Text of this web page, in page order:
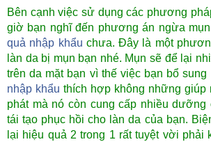
Bên cạnh việc sử dụng các phương
giờ bạn nghĩ đến phương án ngừa
quả nhập khẩu chưa. Đây là một
làn da bị mụn bạn nhé. Mụn sẽ để lại
trên da mặt bạn vì thế việc bạn bổ sung
nhập khẩu thích hợp không những giúp
phát mà nó còn cung cấp nhiều dưỡng
tái tạo phục hồi cho làn da của bạn.
lại hiệu quả 2 trong 1 rất tuyệt vời phải